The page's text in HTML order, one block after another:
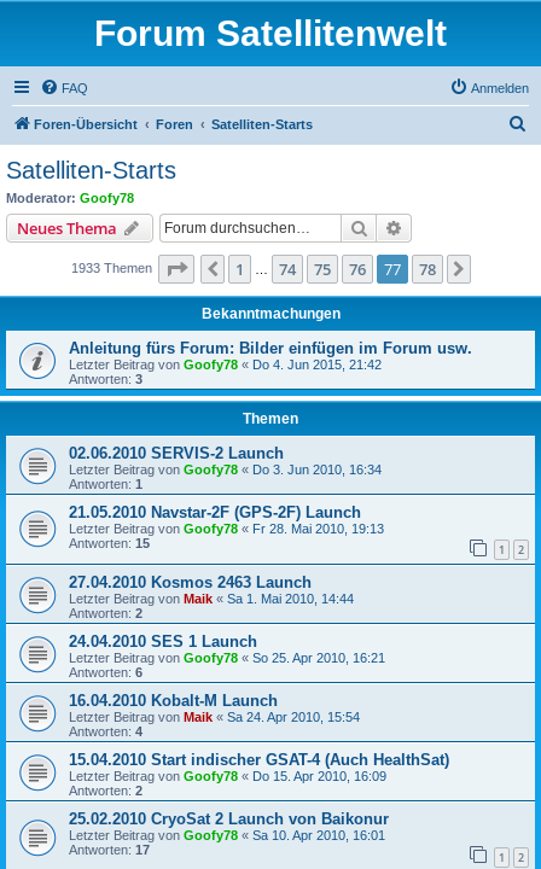
Forum Satellitenwelt
FAQ Anmelden
Foren-Übersicht Foren Satelliten-Starts
Satelliten-Starts
Moderator: Goofy78
Neues Thema Suche
1933 Themen Seite 77 von78
Vorherige
1 74 75 76 77 78
Bekanntmachungen
Anleitung fürs Forum: Bilder einfügen im Forum usw.
Letzter Beitrag von Goofy78 « Do 4. Jun 2015, 21:42
Antworten: 3
Themen
02.06.2010 SERVIS-2 Launch
Letzter Beitrag von Goofy78 « Do 3. Jun 2010, 16:34
Antworten: 1
21.05.2010 Navstar-2F (GPS-2F) Launch
Letzter Beitrag von Goofy78 « Fr 28. Mai 2010, 19:13
Antworten: 15 1 2
27.04.2010 Kosmos 2463 Launch
Letzter Beitrag von Maik « Sa 1. Mai 2010, 14:44
Antworten: 2
24.04.2010 SES 1 Launch
Letzter Beitrag von Goofy78 « So 25. Apr 2010, 16:21
Antworten: 6
16.04.2010 Kobalt-M Launch
Letzter Beitrag von Maik « Sa 24. Apr 2010, 15:54
Antworten: 4
15.04.2010 Start indischer GSAT-4 (Auch HealthSat)
Letzter Beitrag von Goofy78 « Do 15. Apr 2010, 16:09
Antworten: 2
25.02.2010 CryoSat 2 Launch von Baikonur
Letzter Beitrag von Goofy78 « Sa 10. Apr 2010, 16:01
Antworten: 17 1 2